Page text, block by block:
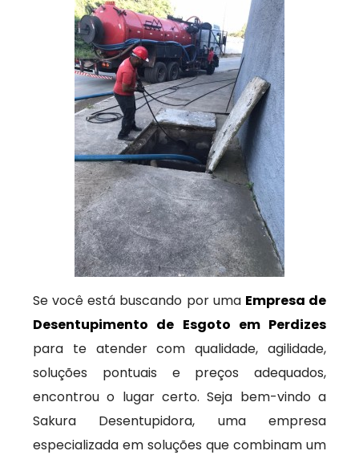
Se você está buscando por uma Empresa de
Desentupimento de Esgoto em Perdizes
para te atender com qualidade, agilidade,
soluções pontuais e preços adequados,
encontrou o lugar certo. Seja bem-vindo a
Sakura Desentupidora, uma empresa
especializada em soluções que combinam um